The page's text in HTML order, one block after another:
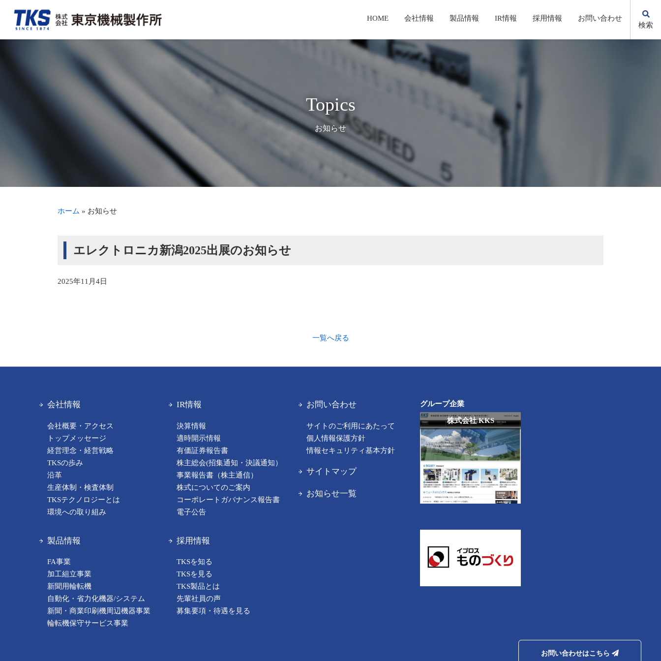
HOME 会社情報
会社概要・アクセス トップメッセージ TKSの歩み
生産体制・検査体制 環境への取り組み
製品情報
加工組立事業 自動化・省力化機器/システム
新聞・商業印刷機周辺機器事業 輪転機保守サービス事業
IR情報
決算情報 適時開示情報 株主総会(招集通知・決議通知）
事業報告書（株主通信） 株式についてのご案内 電子公告
採用情報
TKSを知る TKSを見る 先輩社員の声
募集要項・待遇を見る
お問い合わせ
検索
Topics
お知らせ
ホーム » お知らせ
エレクトロニカ新潟2025出展のお知らせ
2025年11月4日
一覧へ戻る
会社情報
会社概要・アクセス
トップメッセージ
経営理念・経営戦略
TKSの歩み
沿革
生産体制・検査体制
TKSテクノロジーとは
環境への取り組み
IR情報
決算情報
適時開示情報
有価証券報告書
株主総会(招集通知・決議通知）
事業報告書（株主通信）
株式についてのご案内
コーポレートガバナンス報告書
電子公告
お問い合わせ
サイトのご利用にあたって
個人情報保護方針
情報セキュリティ基本方針
サイトマップ
お知らせ一覧
製品情報
FA事業
加工組立事業
新聞用輪転機
自動化・省力化機器/システム
新聞・商業印刷機周辺機器事業
輪転機保守サービス事業
採用情報
TKSを知る
TKSを見る
TKS製品とは
先輩社員の声
募集要項・待遇を見る
グループ企業
株式会社 KKS
お問い合わせはこちら